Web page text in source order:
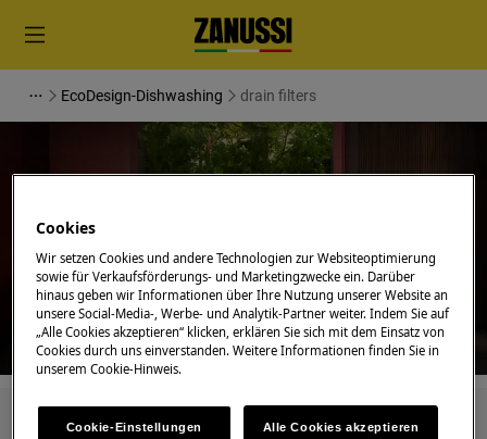
EcoDesign-Dishwashing drain filters
Unterstützung für drain filters
Suchen Sie in unseren Support-Artikeln
Cookies
Wir setzen Cookies und andere Technologien zur Websiteoptimierung
sowie für Verkaufsförderungs- und Marketingzwecke ein. Darüber
hinaus geben wir Informationen über Ihre Nutzung unserer Website an
unsere Social-Media-, Werbe- und Analytik-Partner weiter. Indem Sie auf
„Alle Cookies akzeptieren“ klicken, erklären Sie sich mit dem Einsatz von
Cookies durch uns einverstanden. Weitere Informationen finden Sie in
unserem Cookie-Hinweis.
Cookie-Einstellungen Alle Cookies akzeptieren